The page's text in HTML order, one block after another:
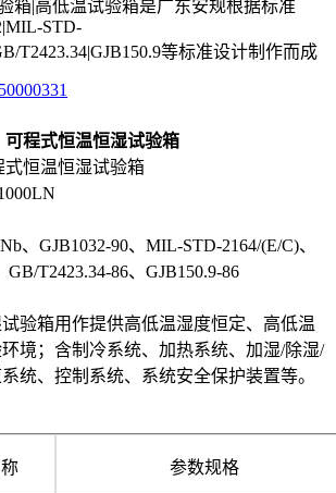
箱|高低温试验箱是广东安规根据标准
STD-
T2423.34|GJB150.9等标准设计制作而成
可程式恒温恒湿试验箱
式恒温恒湿试验箱
、GJB1032-90、MIL-STD-2164/(E/C)、
GB/T2423.34-86、GJB150.9-86
验箱用作提供高低温湿度恒定、高低温
境；含制冷系统、加热系统、加湿/除湿/
统、控制系统、系统安全保护装置等。
参数规格